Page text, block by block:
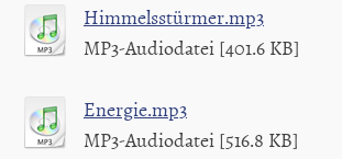
Himmelsstürmer.mp3
MP3-Audiodatei [401.6 KB]
Energie.mp3
MP3-Audiodatei [516.8 KB]